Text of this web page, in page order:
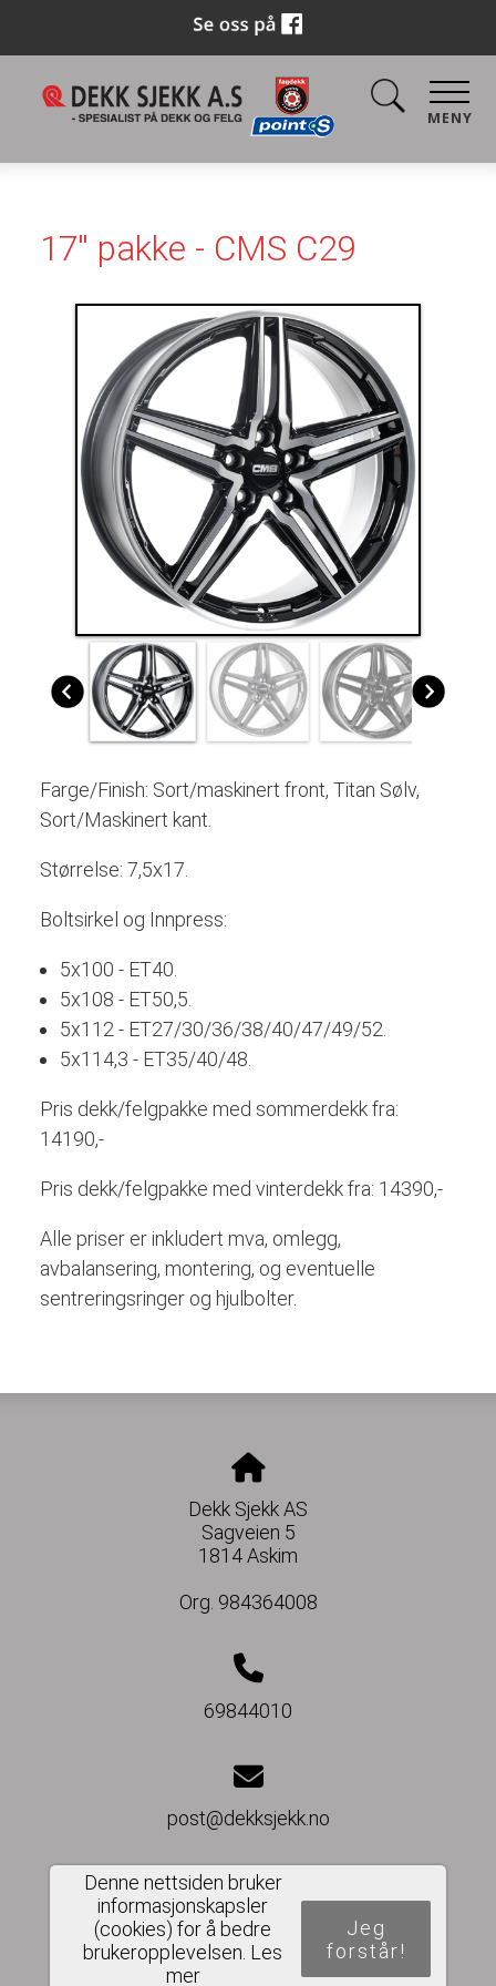
MENY
17'' pakke - CMS C29
Farge/Finish: Sort/maskinert front, Titan Sølv,
Sort/Maskinert kant.
Størrelse: 7,5x17.
Boltsirkel og Innpress:
5x100 - ET40.
5x108 - ET50,5.
5x112 - ET27/30/36/38/40/47/49/52.
5x114,3 - ET35/40/48.
Pris dekk/felgpakke med sommerdekk fra:
14190,-
Pris dekk/felgpakke med vinterdekk fra: 14390,-
Alle priser er inkludert mva, omlegg,
avbalansering, montering, og eventuelle
sentreringsringer og hjulbolter.
Dekk Sjekk AS
Sagveien 5
1814 Askim
Org. 984364008
69844010
post@dekksjekk.no
Del nettside
Denne nettsiden bruker
informasjonskapsler
(cookies) for å bedre
brukeropplevelsen. Les
mer
Jeg
forstår!